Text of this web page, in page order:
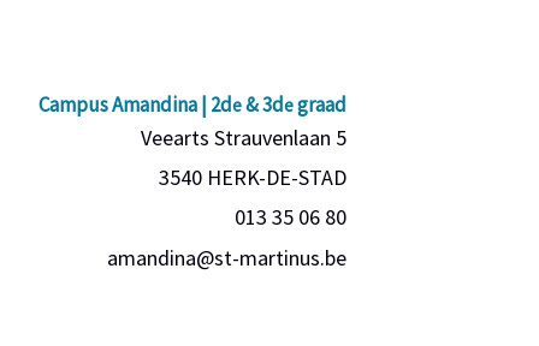
Campus Amandina | 2de& 3degraad
Veearts Strauvenlaan 5
3540 HERK-DE-STAD
013 35 06 80
amandina@st-martinus.be